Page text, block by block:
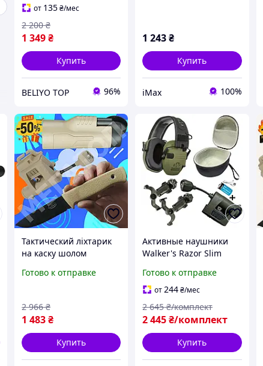
фонарик тактический
от 135₴/мес
1 349₴
2 200 ₴
Купить
BELIYO TOP 96%
1 243₴
Купить
iMax 100%
Тактический ліхтарик
на каску шолом
фанарь з кріпленням
зсу и силових
Готово к отправке
1 483₴
2 966 ₴
Купить
Активные наушники
Walker's Razor Slim
тактический фонарик
на шлем + защитный
Готово к отправке
от244₴/мес
2 445₴/комплект
2 645 ₴/комплект
Купить